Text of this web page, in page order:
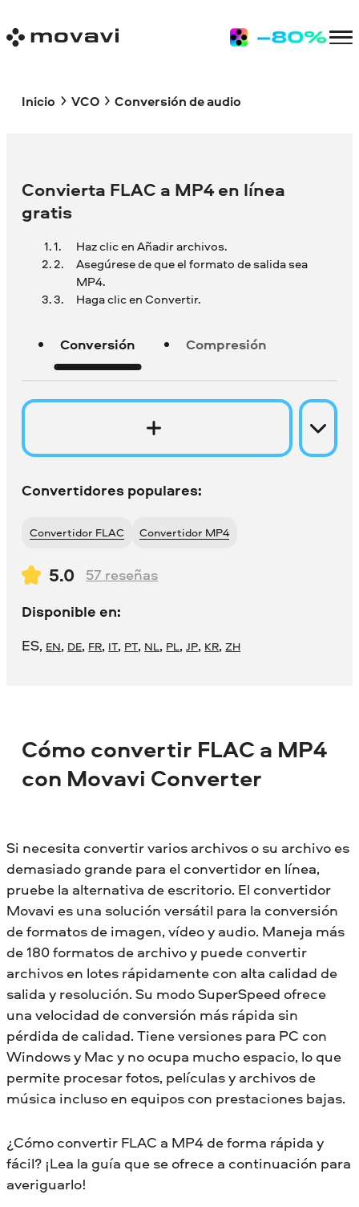
Inicio VCO Conversión de audio
Convierta FLAC a MP4 en línea
gratis
Haz clic en Añadir archivos.
Asegúrese de que el formato de salida sea
MP4.
Haga clic en Convertir.
Conversión Compresión
Convertidores populares:
Convertidor FLAC Convertidor MP4
5.0 57 reseñas
Disponible en:
ES, EN, DE, FR, IT, PT, NL, PL,JP, KR,ZH
Cómo convertir FLAC a MP4
con Movavi Converter
Si necesita convertir varios archivos o su archivo es
demasiado grande para el convertidor en línea,
pruebe la alternativa de escritorio. El convertidor
Movavi es una solución versátil para la conversión
de formatos de imagen, vídeo y audio. Maneja más
de 180 formatos de archivo y puede convertir
archivos en lotes rápidamente con alta calidad de
salida y resolución. Su modo SuperSpeed ofrece
una velocidad de conversión más rápida sin
pérdida de calidad. Tiene versiones para PC con
Windows y Mac y no ocupa mucho espacio, lo que
permite procesar fotos, películas y archivos de
música incluso en equipos con prestaciones bajas.
¿Cómo convertir FLAC a MP4 de forma rápida y
fácil? ¡Lea la guía que se ofrece a continuación para
averiguarlo!